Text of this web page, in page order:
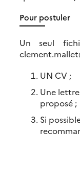
Pour postuler
Un seul
UN CV ;
Une
proposé ;
Si